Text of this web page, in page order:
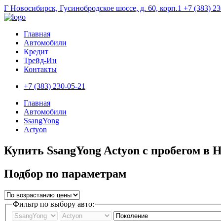
Г Новосибирск, Гусинобродское шоссе, д. 60, корп.1 +7 (383)
Главная
Автомобили
Кредит
Трейд-Ин
Контакты
+7 (383) 230-05-21
Главная
Автомобили
SsangYong
Actyon
Купить SsangYong Actyon с пробегом в
Подбор по параметрам
Фильтр по выбору авто: